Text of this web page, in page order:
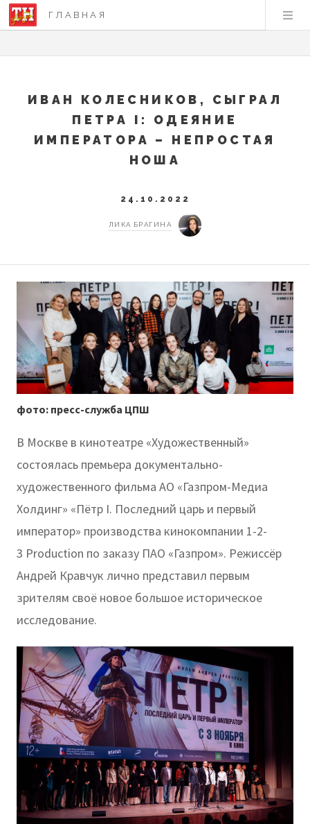
ГЛАВНАЯ
ИВАН КОЛЕСНИКОВ, СЫГРАЛ
ПЕТРА I: ОДЕЯНИЕ
ИМПЕРАТОРА – НЕПРОСТАЯ
НОША
24.10.2022
ЛИКА БРАГИНА
фото: пресс-служба ЦПШ
В Москве в кинотеатре «Художественный»
состоялась премьера документально-
художественного фильма АО «Газпром-Медиа
Холдинг» «Пётр I. Последний царь и первый
император» производства кинокомпании 1-2-
3 Production по заказу ПАО «Газпром». Режиссёр
Андрей Кравчук лично представил первым
зрителям своё новое большое историческое
исследование.